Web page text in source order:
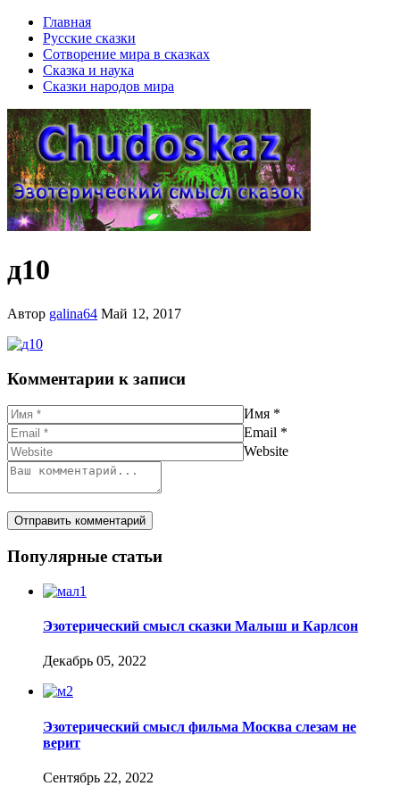
Главная
Русские сказки
Сотворение мира в сказках
Сказка и наука
Сказки народов мира
д10
Автор galina64 Май 12, 2017
Комментарии к записи
Имя *
Email *
Website
Популярные статьи
Эзотерический смысл сказки Малыш и Карлсон
Декабрь 05, 2022
Эзотерический смысл фильма Москва слезам не
верит
Сентябрь 22, 2022